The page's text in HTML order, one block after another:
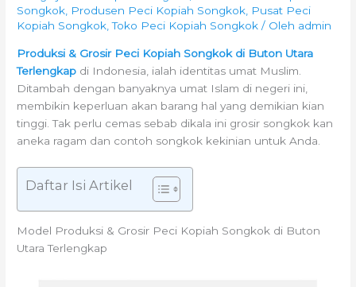
Songkok Produsen Peci Kopiah Songkok Pusat Peci
Kopiah Songkok ,Toko Peci Kopiah Songkok / Oleh admin
Produksi & Grosir Peci Kopiah Songkok di Buton Utara
Terlengkap di Indonesia, ialah identitas umat Muslim.
Ditambah dengan banyaknya umat Islam di negeri ini,
membikin keperluan akan barang hal yang demikian kian
tinggi. Tak perlu cemas sebab dikala ini grosir songkok kan
aneka ragam dan contoh songkok kekinian untuk Anda.
Daftar Isi Artikel
Model Produksi & Grosir Peci Kopiah Songkok di Buton
Utara Terlengkap